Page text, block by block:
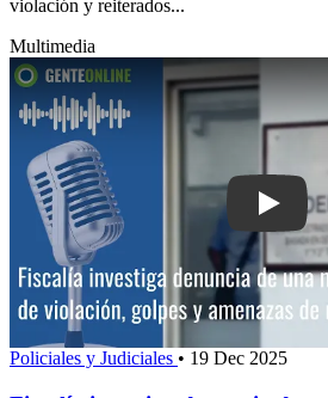
violación y reiterados...
Multimedia
Play:
Policiales y Judiciales • 19 Dec 2025